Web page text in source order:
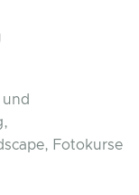
Fotokurse